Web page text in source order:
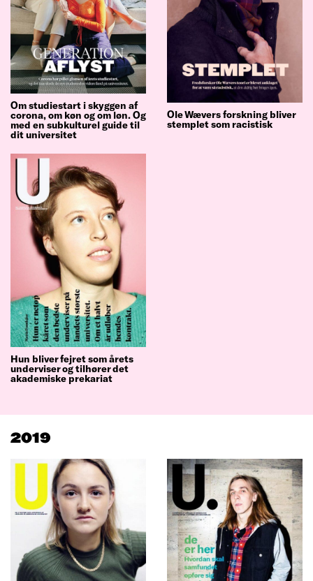
Om studiestart i skyggen af
corona, om køn og om løn. Og
med en subkulturel guide til
dit universitet
Ole Wævers forskning bliver
stemplet som racistisk
Hun bliver fejret som årets
underviser og tilhører det
akademiske prekariat
2019